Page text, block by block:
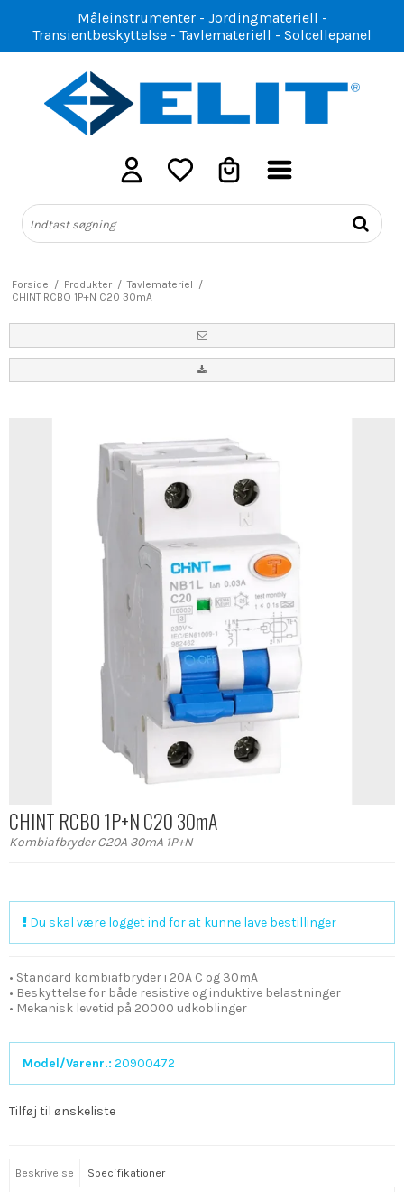
Måleinstrumenter - Jordingmateriell -
Transientbeskyttelse - Tavlemateriell - Solcellepanel
Forside / Produkter / Tavlemateriel /
CHINT RCBO 1P+N C20 30mA
CHINT RCBO 1P+N C20 30mA
Kombiafbryder C20A 30mA 1P+N
Du skal være logget ind for at kunne lave bestillinger
• Standard kombiafbryder i 20A C og 30mA
• Beskyttelse for både resistive og induktive belastninger
• Mekanisk levetid på 20000 udkoblinger
Model/Varenr.: 20900472
Tilføj til ønskeliste
Beskrivelse Specifikationer